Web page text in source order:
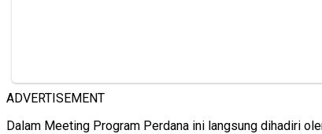
ADVERTISEMENT
Dalam Meeting Program Perdana ini langsung dihadiri